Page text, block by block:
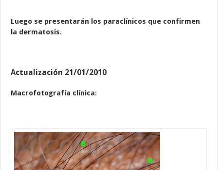
Luego se presentarán los paraclínicos que confirmen
la dermatosis.
Actualización 21/01/2010
Macrofotografía clínica: